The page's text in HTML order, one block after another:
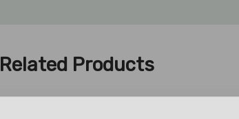
Related Products